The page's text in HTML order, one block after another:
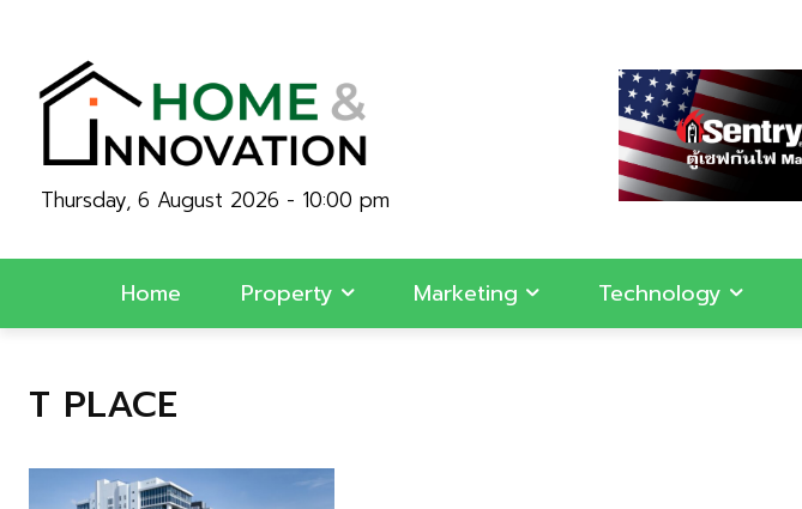
Thursday, 6 August 2026 - 10:00 pm
Home Property Marketing Technology
T PLACE